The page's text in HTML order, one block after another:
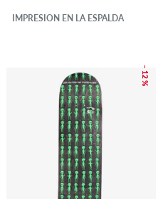
IMPRESIÓN EN LA ESPALDA
– 12 %